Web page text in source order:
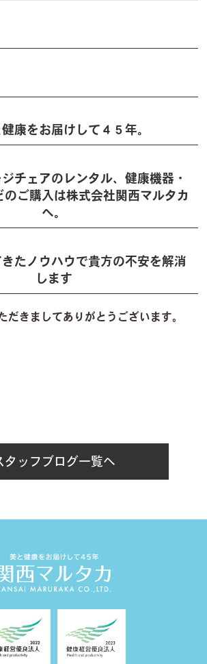
康をお届けして４５年。
チェアのレンタル、健康機器・
のご購入は株式会社関西マルタカ
へ。
たノウハウで貴方の不安を解消
します
だきましてありがとうございます。
タッフブログ一覧へ